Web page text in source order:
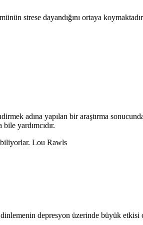
strese dayandığını ortaya
adına yapılan bir araştırma
yardımcıdır.
Lou Rawls
depresyon üzerinde büyük